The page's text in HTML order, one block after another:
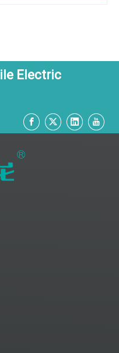
Electric